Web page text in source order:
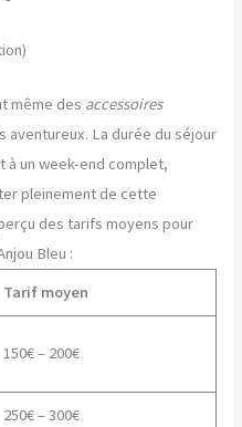
même des accessoires
aventureux. La durée du séjour
à un week-end complet,
pleinement de cette
des tarifs moyens pour
Bleu :
Tarif moyen
150€ – 200€
250€ – 300€